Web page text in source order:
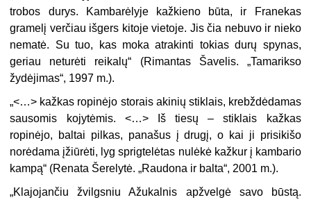
trobos durys. Kambarėlyje kažkieno būta, ir Franekas
gramelį verčiau išgers kitoje vietoje. Jis čia nebuvo ir nieko
nematė. Su tuo, kas moka atrakinti tokias durų spynas,
geriau neturėti reikalų“ (Rimantas Šavelis. „Tamarikso
žydėjimas“, 1997 m.).
„<…> kažkas ropinėjo storais akinių stiklais, krebždėdamas
sausomis kojytėmis. <…> Iš tiesų – stiklais kažkas
ropinėjo, baltai pilkas, panašus į drugį, o kai ji prisikišo
norėdama įžiūrėti, lyg sprigtelėtas nulėkė kažkur į kambario
kampą“ (Renata Šerelytė. „Raudona ir balta“, 2001 m.).
„Klajojančiu žvilgsniu Ažukalnis apžvelgė savo būstą.